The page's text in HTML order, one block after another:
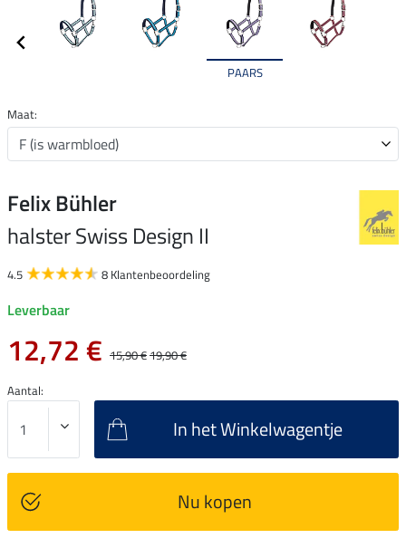
PAARS
Maat:
Felix Bühler
halster Swiss Design II
4.5 8 Klantenbeoordeling
Leverbaar
12,72 € 15,90 €19,90 €
Aantal:
In het Winkelwagentje
Nu kopen